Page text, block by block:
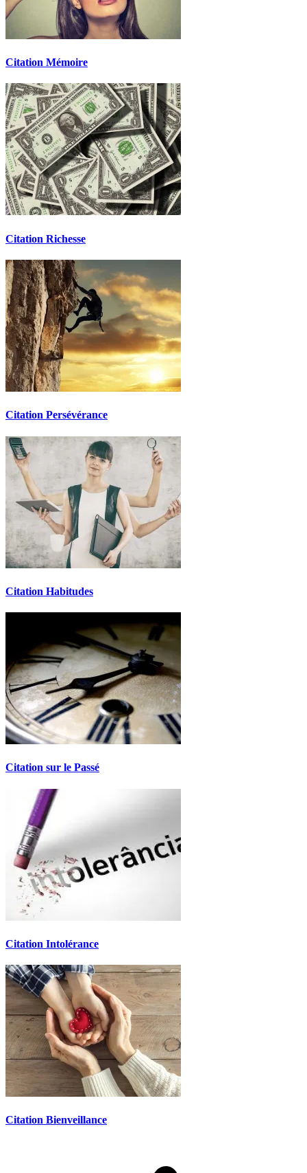
Citation Mémoire
Citation Richesse
Citation Persévérance
Citation Habitudes
Citation sur le Passé
Citation Intolérance
Citation Bienveillance